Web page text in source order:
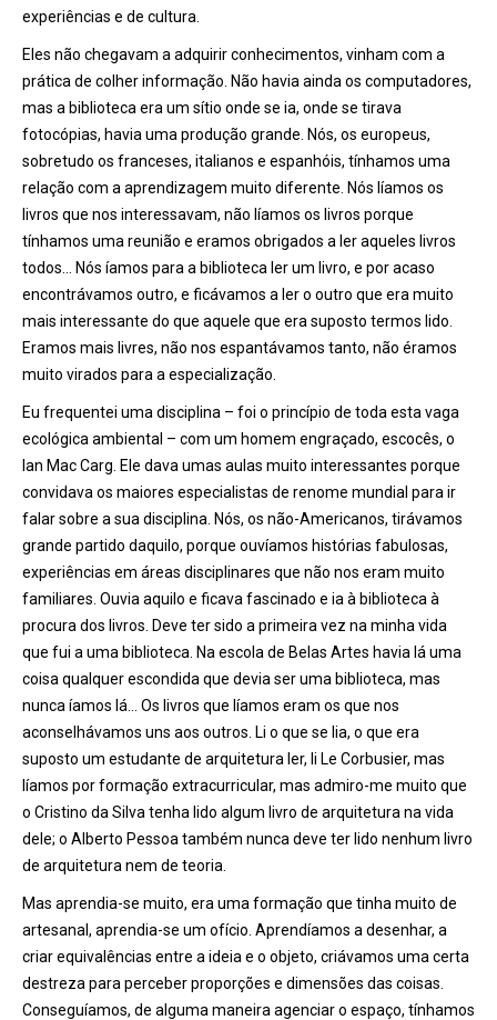
experiências e de cultura.
Eles não chegavam a adquirir conhecimentos, vinham com a
prática de colher informação. Não havia ainda os computadores,
mas a biblioteca era um sítio onde se ia, onde se tirava
fotocópias, havia uma produção grande. Nós, os europeus,
sobretudo os franceses, italianos e espanhóis, tínhamos uma
relação com a aprendizagem muito diferente. Nós líamos os
livros que nos interessavam, não líamos os livros porque
tínhamos uma reunião e eramos obrigados a ler aqueles livros
todos… Nós íamos para a biblioteca ler um livro, e por acaso
encontrávamos outro, e ficávamos a ler o outro que era muito
mais interessante do que aquele que era suposto termos lido.
Eramos mais livres, não nos espantávamos tanto, não éramos
muito virados para a especialização.
Eu frequentei uma disciplina – foi o princípio de toda esta vaga
ecológica ambiental – com um homem engraçado, escocês, o
Ian Mac Carg. Ele dava umas aulas muito interessantes porque
convidava os maiores especialistas de renome mundial para ir
falar sobre a sua disciplina. Nós, os não-Americanos, tirávamos
grande partido daquilo, porque ouvíamos histórias fabulosas,
experiências em áreas disciplinares que não nos eram muito
familiares. Ouvia aquilo e ficava fascinado e ia à biblioteca à
procura dos livros. Deve ter sido a primeira vez na minha vida
que fui a uma biblioteca. Na escola de Belas Artes havia lá uma
coisa qualquer escondida que devia ser uma biblioteca, mas
nunca íamos lá… Os livros que líamos eram os que nos
aconselhávamos uns aos outros. Li o que se lia, o que era
suposto um estudante de arquitetura ler, li Le Corbusier, mas
líamos por formação extracurricular, mas admiro-me muito que
o Cristino da Silva tenha lido algum livro de arquitetura na vida
dele; o Alberto Pessoa também nunca deve ter lido nenhum livro
de arquitetura nem de teoria.
Mas aprendia-se muito, era uma formação que tinha muito de
artesanal, aprendia-se um ofício. Aprendíamos a desenhar, a
criar equivalências entre a ideia e o objeto, criávamos uma certa
destreza para perceber proporções e dimensões das coisas.
Conseguíamos, de alguma maneira agenciar o espaço, tínhamos